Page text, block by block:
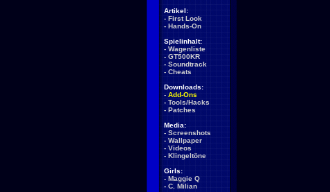
Artikel:
- First Look
- Hands-On
Spielinhalt:
- Wagenliste
- GT500KR
- Soundtrack
- Cheats
Downloads:
- Add-Ons
- Tools/Hacks
- Patches
Media:
- Screenshots
- Wallpaper
- Videos
- Klingeltöne
Girls:
- Maggie Q
- C. Milian